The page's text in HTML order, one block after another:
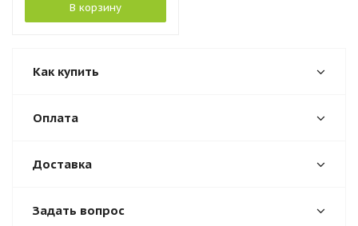
В корзину
Как купить
Оплата
Доставка
Задать вопрос